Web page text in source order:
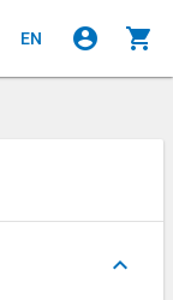
EN account_circle shopping_cart
keyboard_arrow_up